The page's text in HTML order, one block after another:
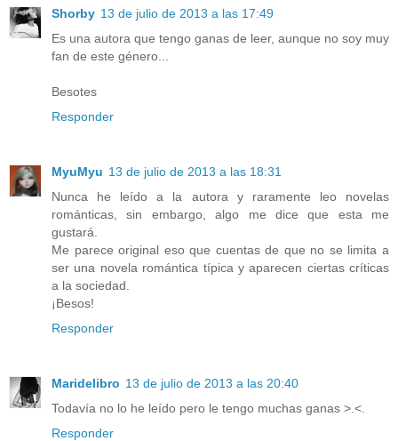
Shorby 13 de julio de 2013 a las 17:49
Es una autora que tengo ganas de leer, aunque no soy muy
fan de este género...
Besotes
Responder
MyuMyu 13 de julio de 2013 a las 18:31
Nunca he leído a la autora y raramente leo novelas
románticas, sin embargo, algo me dice que esta me
gustará.
Me parece original eso que cuentas de que no se limita a
ser una novela romántica típica y aparecen ciertas críticas
a la sociedad.
¡Besos!
Responder
Maridelibro 13 de julio de 2013 a las 20:40
Todavía no lo he leído pero le tengo muchas ganas >.<.
Responder